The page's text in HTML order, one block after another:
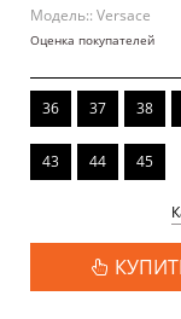
Модель:: Versace
Оценка покупателей
36 37 38
43 44 45